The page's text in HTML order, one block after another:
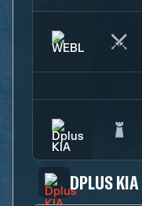
DPLUS KIA